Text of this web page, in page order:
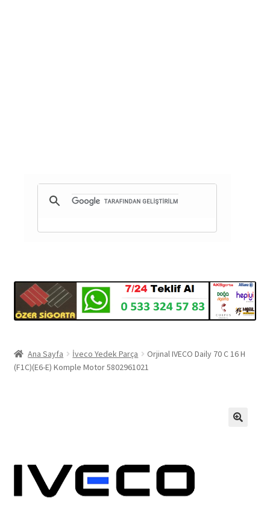
Ana Sayfa İveco Yedek Parça
Orjinal IVECO Daily 70 C 16 H
(F1C)(E6-E) Komple Motor 5802961021